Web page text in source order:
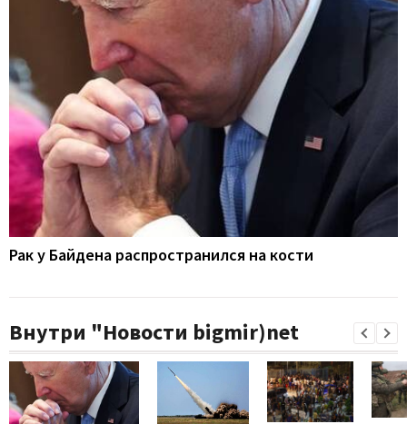
Рак у Байдена распространился на кости
Внутри "Новости bigmir)net